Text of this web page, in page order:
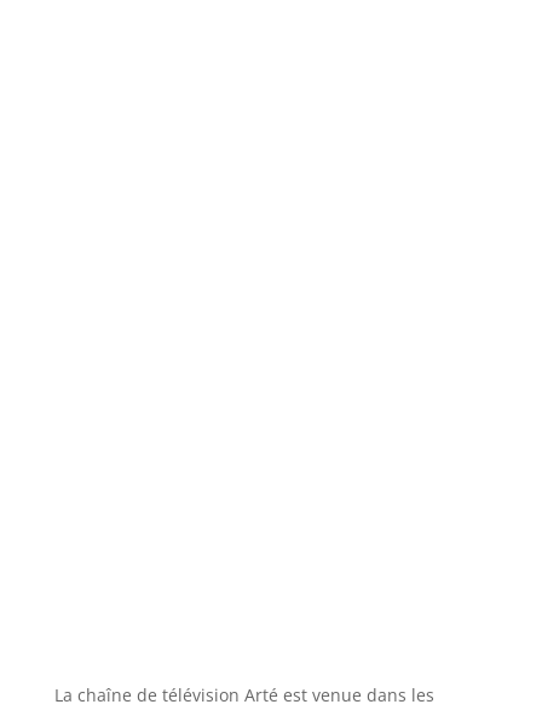
La chaîne de télévision Arté est venue dans les